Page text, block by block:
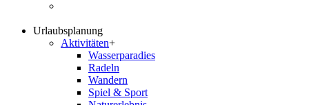
Urlaubsplanung
Aktivitäten+
Wasserparadies
Radeln
Wandern
Spiel & Sport